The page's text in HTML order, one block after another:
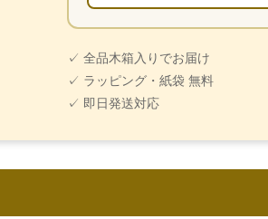
✓ 全品木箱入りでお届け
✓ ラッピング・紙袋 無料
✓ 即日発送対応